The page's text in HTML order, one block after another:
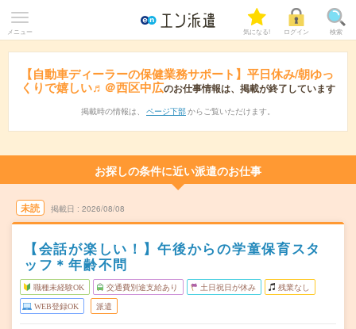
メニュー 気になる! ログイン 検索
【自動車ディーラーの保健業務サポート】平日休み/朝ゆっ
くりで嬉しい♬＠西区中広のお仕事情報は、掲載が終了しています
掲載時の情報は、 ページ下部 からご覧いただけます。
お探しの条件に近い派遣のお仕事
未読 掲載日 2026/08/08
【会話が楽しい！】午後からの学童保育スタ
ッフ＊年齢不問
職種未経験OK 交通費別途支給あり 土日祝日が休み 残業なし
WEB登録OK 派遣